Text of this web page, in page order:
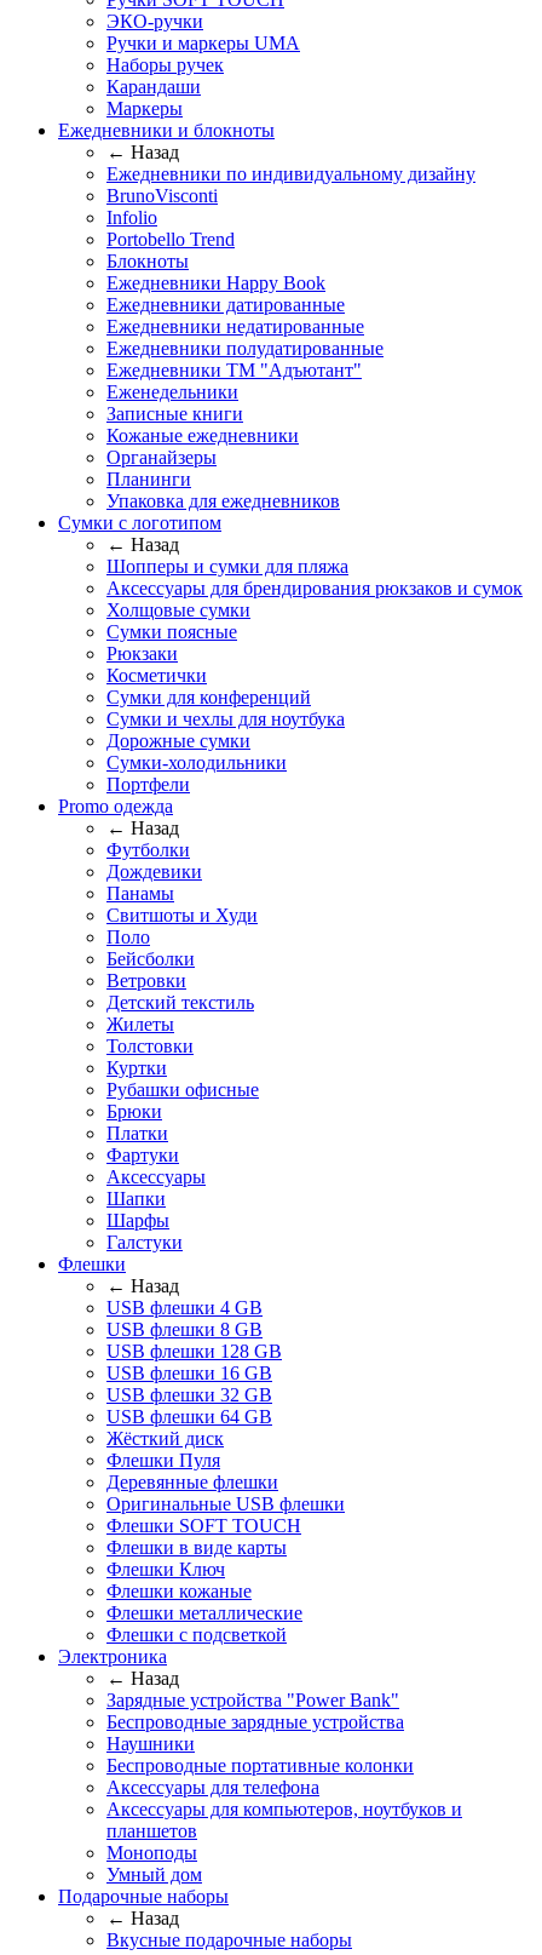
ЭКО-ручки
Ручки и маркеры UMA
Наборы ручек
Карандаши
Маркеры
Ежедневники и блокноты
← Назад
Ежедневники по индивидуальному дизайну
BrunoVisconti
Infolio
Portobello Trend
Блокноты
Ежедневники Happy Book
Ежедневники датированные
Ежедневники недатированные
Ежедневники полудатированные
Ежедневники ТМ "Адъютант"
Еженедельники
Записные книги
Кожаные ежедневники
Органайзеры
Планинги
Упаковка для ежедневников
Сумки с логотипом
← Назад
Шопперы и сумки для пляжа
Аксессуары для брендирования рюкзаков и сумок
Холщовые сумки
Сумки поясные
Рюкзаки
Косметички
Сумки для конференций
Сумки и чехлы для ноутбука
Дорожные сумки
Сумки-холодильники
Портфели
Promo одежда
← Назад
Футболки
Дождевики
Панамы
Свитшоты и Худи
Поло
Бейсболки
Ветровки
Детский текстиль
Жилеты
Толстовки
Куртки
Рубашки офисные
Брюки
Платки
Фартуки
Аксессуары
Шапки
Шарфы
Галстуки
Флешки
← Назад
USB флешки 4 GB
USB флешки 8 GB
USB флешки 128 GB
USB флешки 16 GB
USB флешки 32 GB
USB флешки 64 GB
Жёсткий диск
Флешки Пуля
Деревянные флешки
Оригинальные USB флешки
Флешки SOFT TOUCH
Флешки в виде карты
Флешки Ключ
Флешки кожаные
Флешки металлические
Флешки с подсветкой
Электроника
← Назад
Зарядные устройства "Power Bank"
Беспроводные зарядные устройства
Наушники
Беспроводные портативные колонки
Аксессуары для телефона
Аксессуары для компьютеров, ноутбуков и
планшетов
Моноподы
Умный дом
Подарочные наборы
← Назад
Вкусные подарочные наборы